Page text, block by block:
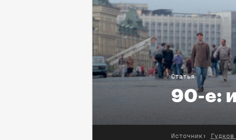
Статья
90-е:
Источник: Гудков